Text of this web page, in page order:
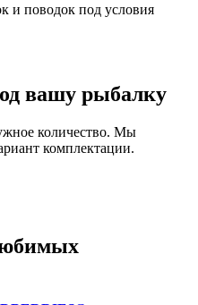
и поводок под условия
вашу рыбалку
количество. Мы
комплектации.